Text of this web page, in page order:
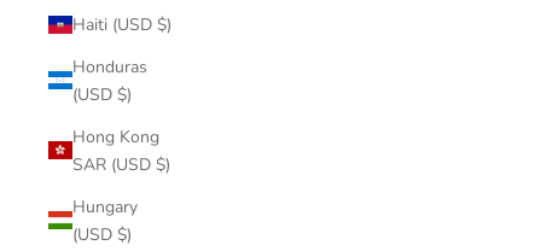
Haiti (USD $)
Honduras
(USD $)
Hong Kong
SAR (USD $)
Hungary
(USD $)